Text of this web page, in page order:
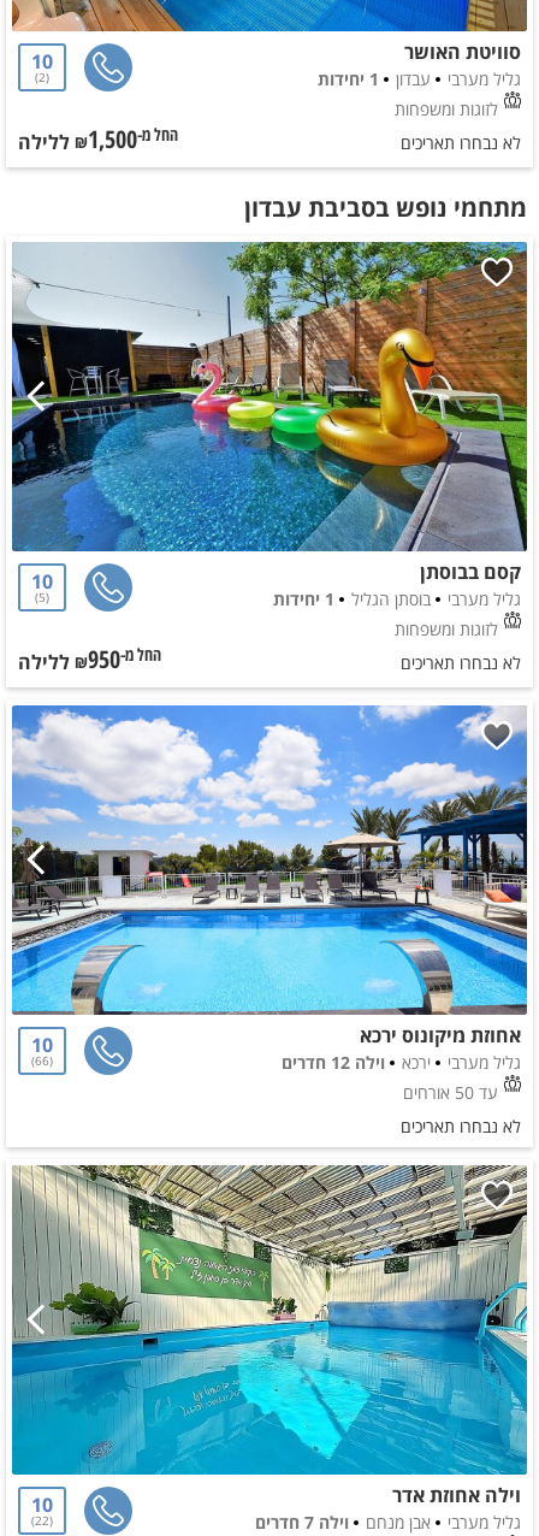
סוויטת האושר
גליל מערבי עבדון
1 יחידות
לזוגות ומשפחות
10
2
לא נבחרו תאריכים החל מ-₪1,500 ללילה
מתחמי נופש בסביבת עבדון
קסם בבוסתן
גליל מערבי בוסתן הגליל
1 יחידות
לזוגות ומשפחות
10
5
לא נבחרו תאריכים החל מ-₪950 ללילה
אחוזת מיקונוס ירכא
גליל מערבי ירכא
וילה 12 חדרים
עד 50 אורחים
10
66
לא נבחרו תאריכים
וילה אחוזת אדר
גליל מערבי אבן מנחם וילה 7 חדרים
10
22